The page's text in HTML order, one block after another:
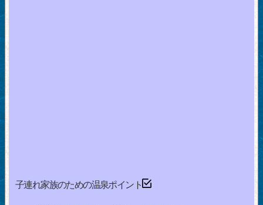
子連れ家族のための温泉ポイント